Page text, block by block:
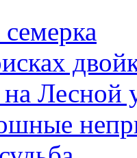
семерка
Лесной